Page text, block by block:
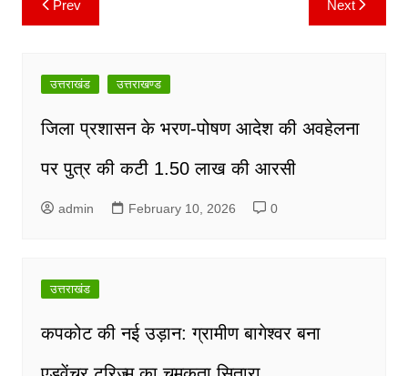
Post
navigation
Prev Next
उत्तराखंड उत्तराखण्ड
जिला प्रशासन के भरण-पोषण आदेश की अवहेलना
पर पुत्र की कटी 1.50 लाख की आरसी
admin February 10, 2026 0
उत्तराखंड
कपकोट की नई उड़ान: ग्रामीण बागेश्वर बना